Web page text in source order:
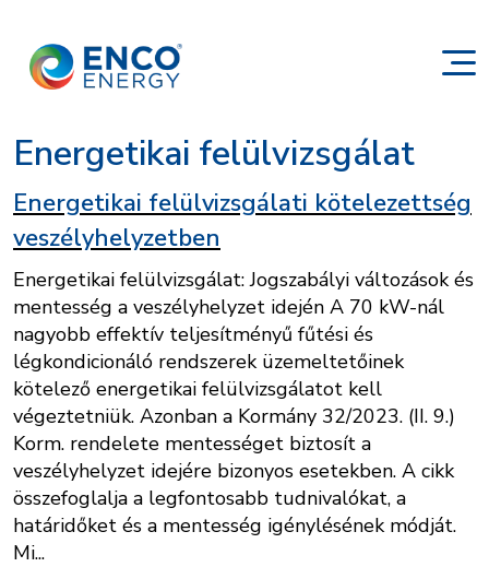
Energetikai felülvizsgálat
Energetikai felülvizsgálati kötelezettség
veszélyhelyzetben
Energetikai felülvizsgálat: Jogszabályi változások és
mentesség a veszélyhelyzet idején A 70 kW-nál
nagyobb effektív teljesítményű fűtési és
légkondicionáló rendszerek üzemeltetőinek
kötelező energetikai felülvizsgálatot kell
végeztetniük. Azonban a Kormány 32/2023. (II. 9.)
Korm. rendelete mentességet biztosít a
veszélyhelyzet idejére bizonyos esetekben. A cikk
összefoglalja a legfontosabb tudnivalókat, a
határidőket és a mentesség igénylésének módját.
Mi...